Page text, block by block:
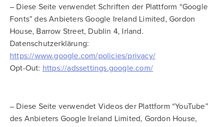
– Diese Seite verwendet Schriften der Plattform “Google
Fonts” des Anbieters Google Ireland Limited, Gordon
House, Barrow Street, Dublin 4, Irland.
Datenschutzerklärung:
https://www.google.com/policies/privacy/
Opt-Out: https://adssettings.google.com/
– Diese Seite verwendet Videos der Plattform “YouTube”
des Anbieters Google Ireland Limited, Gordon House,